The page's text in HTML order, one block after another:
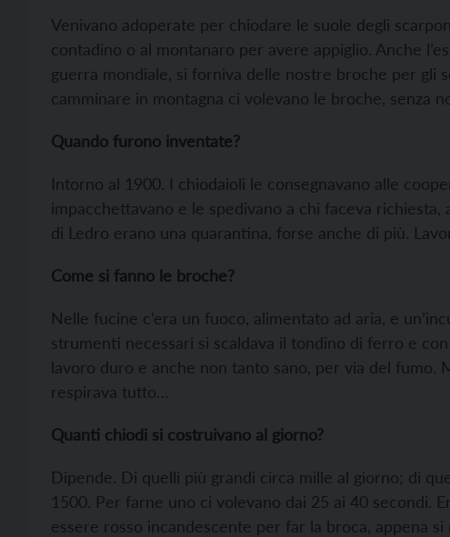
Venivano adoperate per chiodare le suole degli
contadino o al montanaro per avere appiglio. Anche
guerra mondiale, si forniva delle nostre broche per gli
camminare in montagna ci volevano le broche, senza
Quando furono inventate?
Intorno al 1900. I chiodaioli le consegnavano alle
impacchettavano e le spedivano a chi faceva
di Ledro erano una quarantina, forse anche di più.
Come si fanno le broche?
Nelle fucine c’era un fuoco, alimentato ad aria, e
strumenti necessari si scaldava il tondino di ferro e
lavoro duro e anche non tanto sano, per via del fumo.
respirava tutto…
Quanti chiodi si costruivano al giorno?
Dipende. Di quelli più grandi circa mille al giorno; di
1500. Per farne uno ci volevano dai 25 ai 40 secondi.
essere rosso incandescente per far la broca, appena